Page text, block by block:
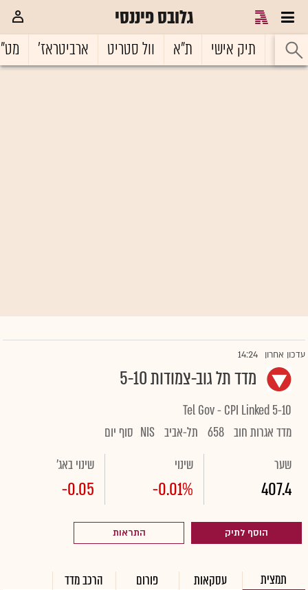
גלובס פיננסי
ראשי תיק אישי ת"א וול סטריט ארביטראז'
עדכון אחרון 14:24
מדד תל גוב-צמודות 5-10
Tel Gov - CPI Linked 5-10
מדד אגרות חוב 658 תל-אביב NIS סוף יום
שער
407.4
שינוי
-0.01%
שינוי באג'
-0.05
הוסף לתיק התראות
תמצית עסקאות פורום הרכב מדד